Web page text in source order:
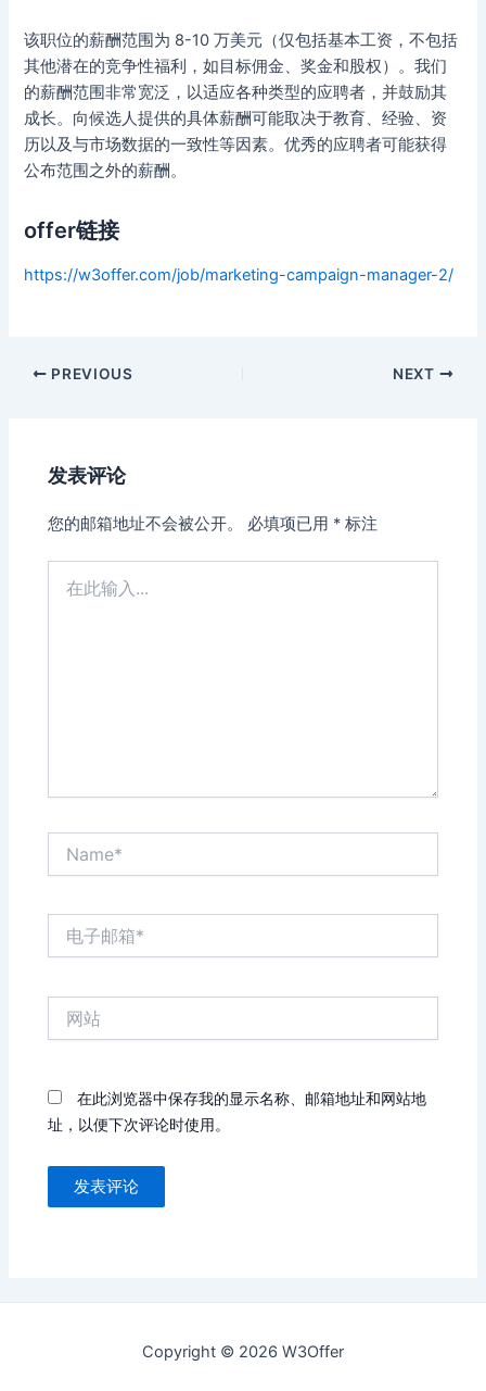
该职位的薪酬范围为 8-10 万美元（仅包括基本工资，不包括
其他潜在的竞争性福利，如目标佣金、奖金和股权）。我们
的薪酬范围非常宽泛，以适应各种类型的应聘者，并鼓励其
成长。向候选人提供的具体薪酬可能取决于教育、经验、资
历以及与市场数据的一致性等因素。优秀的应聘者可能获得
公布范围之外的薪酬。
offer链接
https://w3offer.com/job/marketing-campaign-manager-2/
Post
PREVIOUS NEXT
发表评论
您的邮箱地址不会被公开。 必填项已用 * 标注
在此浏览器中保存我的显示名称、邮箱地址和网站地
址，以便下次评论时使用。
Copyright © 2026 W3Offer